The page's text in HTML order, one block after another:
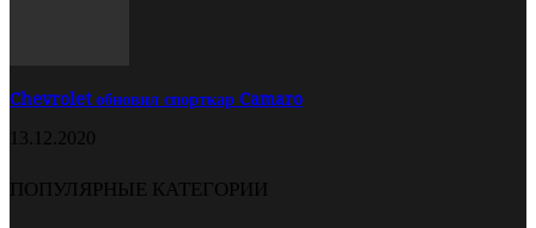
Chevrolet обновил спорткар Camaro
13.12.2020
ПОПУЛЯРНЫЕ КАТЕГОРИИ